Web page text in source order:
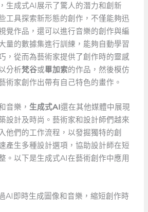
生成式AI展示了驚人的潛力和創新
工具探索新形態的創作，不僅能夠迅
覺作品，還可以進行音樂的創作與編
量的數據集進行訓練，能夠自動學習
，從而為藝術家提供了創作時的靈感
分析梵谷或畢加索的作品，然後模仿
術家創作出帶有自己特色的畫作。
音樂， 生成式AI還在其他媒體中展現
設計及時尚。藝術家和設計師們越來
他們的工作流程，以發掘獨特的創
產生多種設計選項，協助設計師在短
。以下是生成式AI在藝術創作中應用
AI即時生成圖像和音樂，縮短創作時